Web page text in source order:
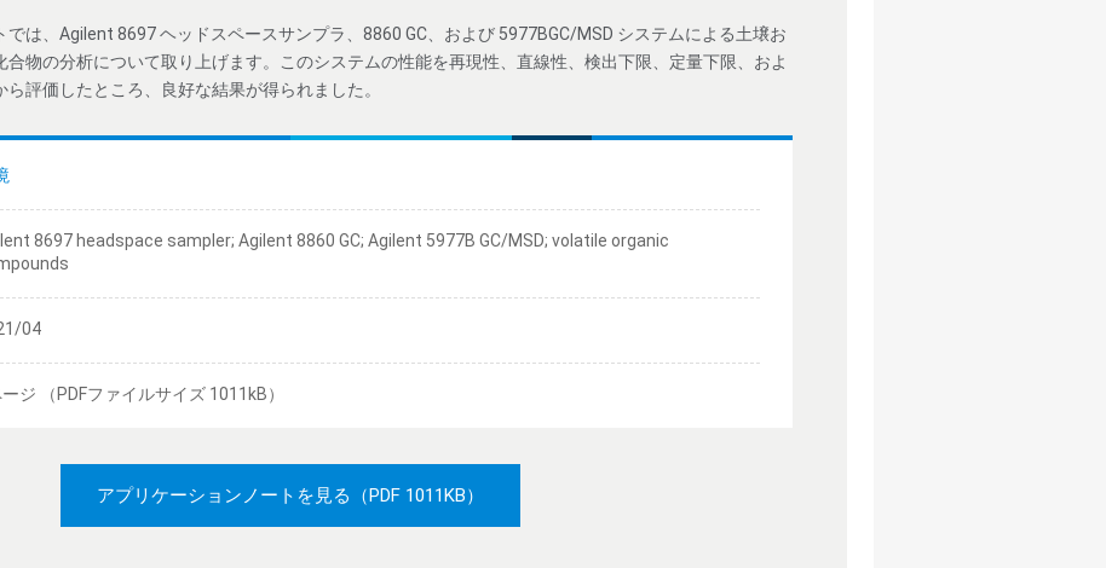
では、Agilent 8697 ヘッドスペースサンプラ、8860 GC、および 5977BGC/MSD システムによる土壌お
合物の分析について取り上げます。このシステムの性能を再現性、直線性、検出下限、定量下限、およ
評価したところ、良好な結果が得られました。
8697 headspace sampler; Agilent 8860 GC; Agilent 5977B GC/MSD; volatile organic
04
ジ （PDFファイルサイズ 1011kB）
アプリケーションノートを見る （PDF 1011KB）